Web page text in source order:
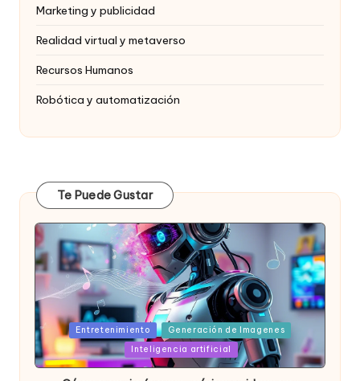
Marketing y publicidad
Realidad virtual y metaverso
Recursos Humanos
Robótica y automatización
Te Puede Gustar
Posted
in
Entretenimiento
Generación de Imagenes
Inteligencia artificial